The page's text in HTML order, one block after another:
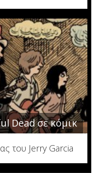
Dead σε κόμικ
του Jerry Garcia